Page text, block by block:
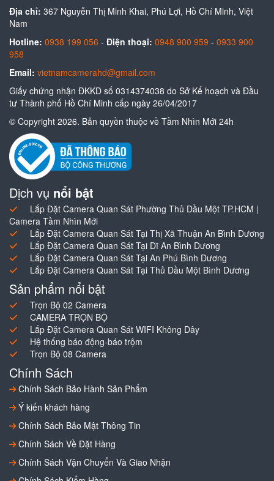
Địa chỉ: 367 Nguyễn Thị Minh Khai, Phú Lợi, Hồ Chí Minh, Việt
Nam
Hotline: 0938 199 056 - Điện thoại: 0948 900 959 - 0933 900
958
Email: vietnamcamerahd@gmail.com
Giấy chứng nhận ĐKKD số 0314374038 do Sở Kế hoạch và Đầu
tư Thành phố Hồ Chí Minh cấp ngày 26/04/2017
© Copyright 2026. Bản quyền thuộc về Tầm Nhìn Mới 24h
Dịch vụ nổi bật
Lắp Đặt Camera Quan Sát Phường Thủ Dầu Một TP.HCM |
Camera Tầm Nhìn Mới
Lắp Đặt Camera Quan Sát Tại Thị Xã Thuận An Bình Dương
Lắp Đặt Camera Quan Sát Tại Dĩ An Bình Dương
Lắp Đặt Camera Quan Sát Tại An Phú Bình Dương
Lắp Đặt Camera Quan Sát Tại Thủ Dầu Một Bình Dương
Sản phẩm nổi bật
Trọn Bộ 02 Camera
CAMERA TRỌN BỘ
Lắp Đặt Camera Quan Sát WIFI Không Dây
Hệ thống báo động-báo trộm
Trọn Bộ 08 Camera
Chính Sách
Chính Sách Bảo Hành Sản Phẩm
Ý kiến khách hàng
Chính Sách Bảo Mật Thông Tin
Chính Sách Về Đặt Hàng
Chính Sách Vận Chuyển Và Giao Nhận